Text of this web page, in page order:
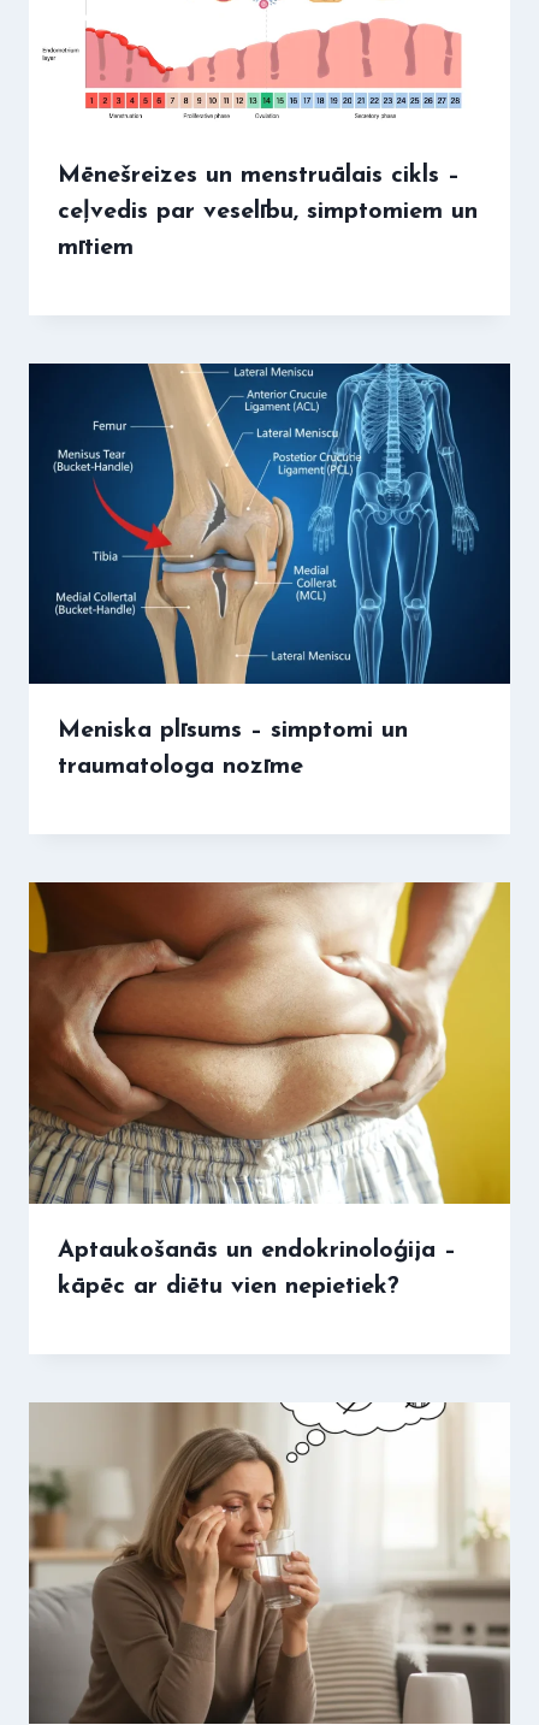
Mēnešreizes un menstruālais cikls –
ceļvedis par veselību, simptomiem un
mītiem
Meniska plīsums – simptomi un
traumatologa nozīme
Aptaukošanās un endokrinoloģija –
kāpēc ar diētu vien nepietiek?